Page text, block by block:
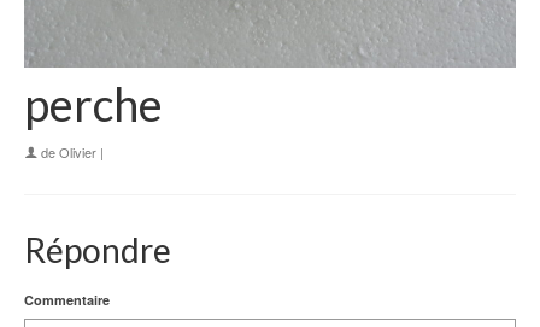
perche
deOlivier |
Répondre
Commentaire